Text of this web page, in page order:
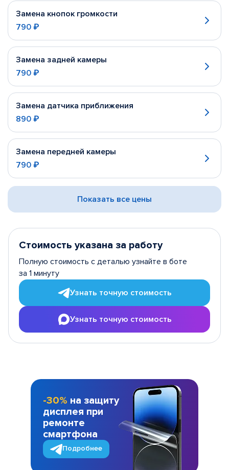
Замена кнопок громкости
790 ₽
Замена задней камеры
790 ₽
Замена датчика приближения
890 ₽
Замена передней камеры
790 ₽
Показать все цены
Стоимость указана за работу
Полную стоимость с деталью узнайте в боте
за 1 минуту
Узнать точную стоимость
Узнать точную стоимость
-30% на защиту
дисплея при
ремонте
смартфона
Подробнее